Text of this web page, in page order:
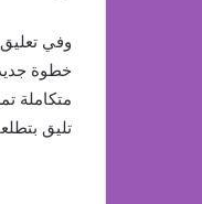
خطوة
متكاملة
تليق